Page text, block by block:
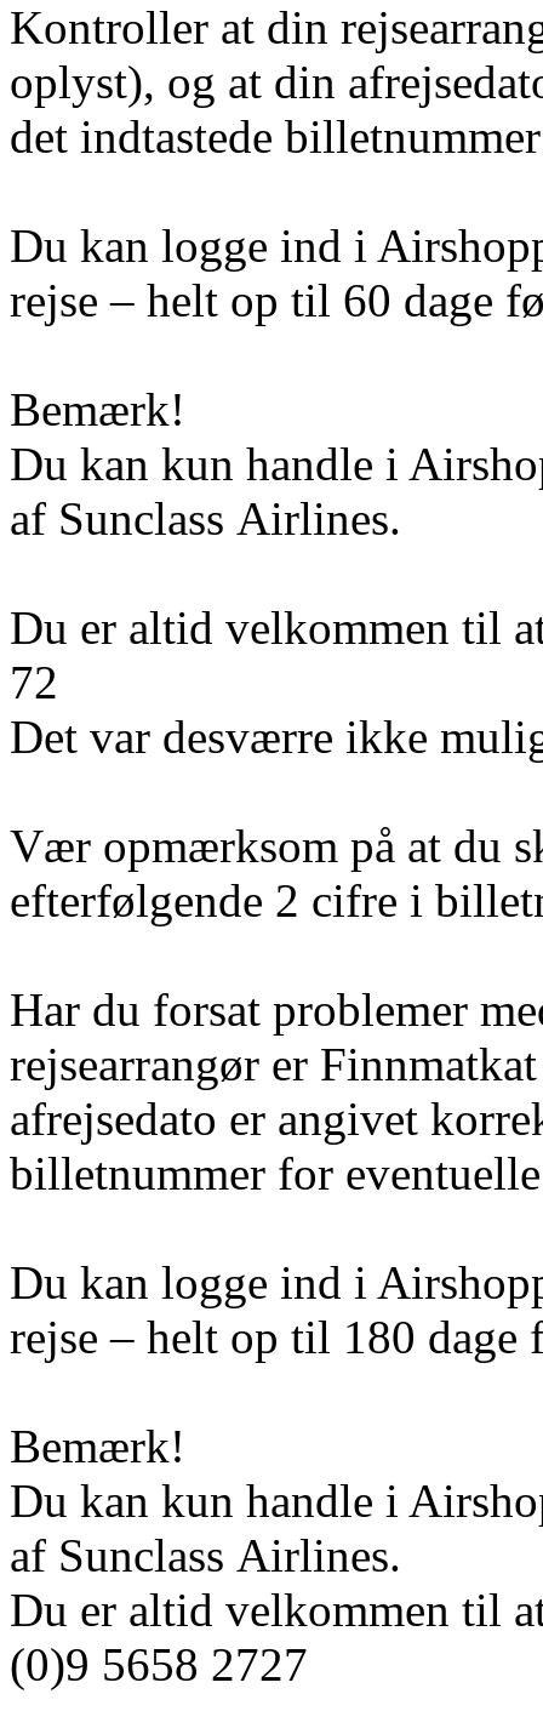
Kontroller at din
oplyst), og at din
det indtastede
Du kan logge ind i
rejse – helt op til 60 dage
Bemærk!
Du kan kun handle i
af Sunclass Airlines.
Du er altid velkommen til
72
Det var desværre ikke
Vær opmærksom på at du
efterfølgende 2 cifre i
Har du forsat problemer
rejsearrangør er
afrejsedato er angivet
billetnummer for
Du kan logge ind i
rejse – helt op til 180 dage
Bemærk!
Du kan kun handle i
af Sunclass Airlines.
Du er altid velkommen til
(0)9 5658 2727